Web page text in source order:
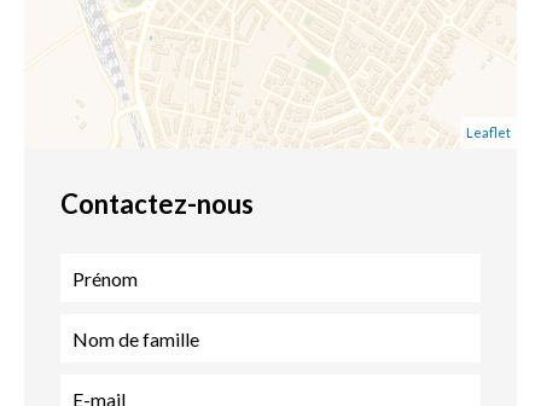
Leaflet
Contactez-nous